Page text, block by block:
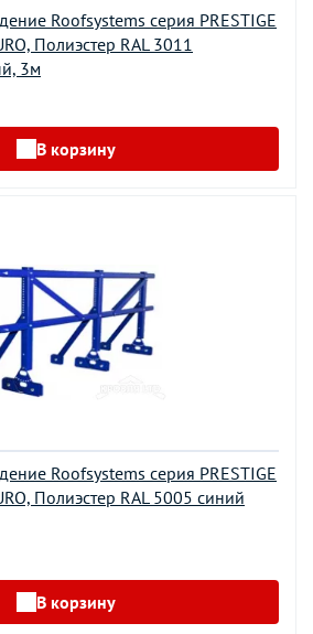
Roofsystems серия PRESTIGE
Полиэстер RAL 3011
3м
В корзину
Roofsystems серия PRESTIGE
Полиэстер RAL 5005 синий
В корзину